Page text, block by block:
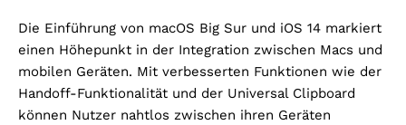
Die Einführung von macOS Big Sur und iOS 14 markiert
einen Höhepunkt in der Integration zwischen Macs und
mobilen Geräten. Mit verbesserten Funktionen wie der
Handoff-Funktionalität und der Universal Clipboard
können Nutzer nahtlos zwischen ihren Geräten